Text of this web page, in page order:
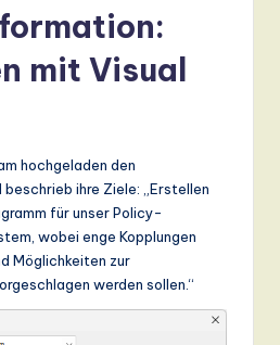
mit Visual
hochgeladen den
ihre Ziele: „Erstellen
für unser Policy-
wobei enge Kopplungen
Möglichkeiten zur
werden sollen.“